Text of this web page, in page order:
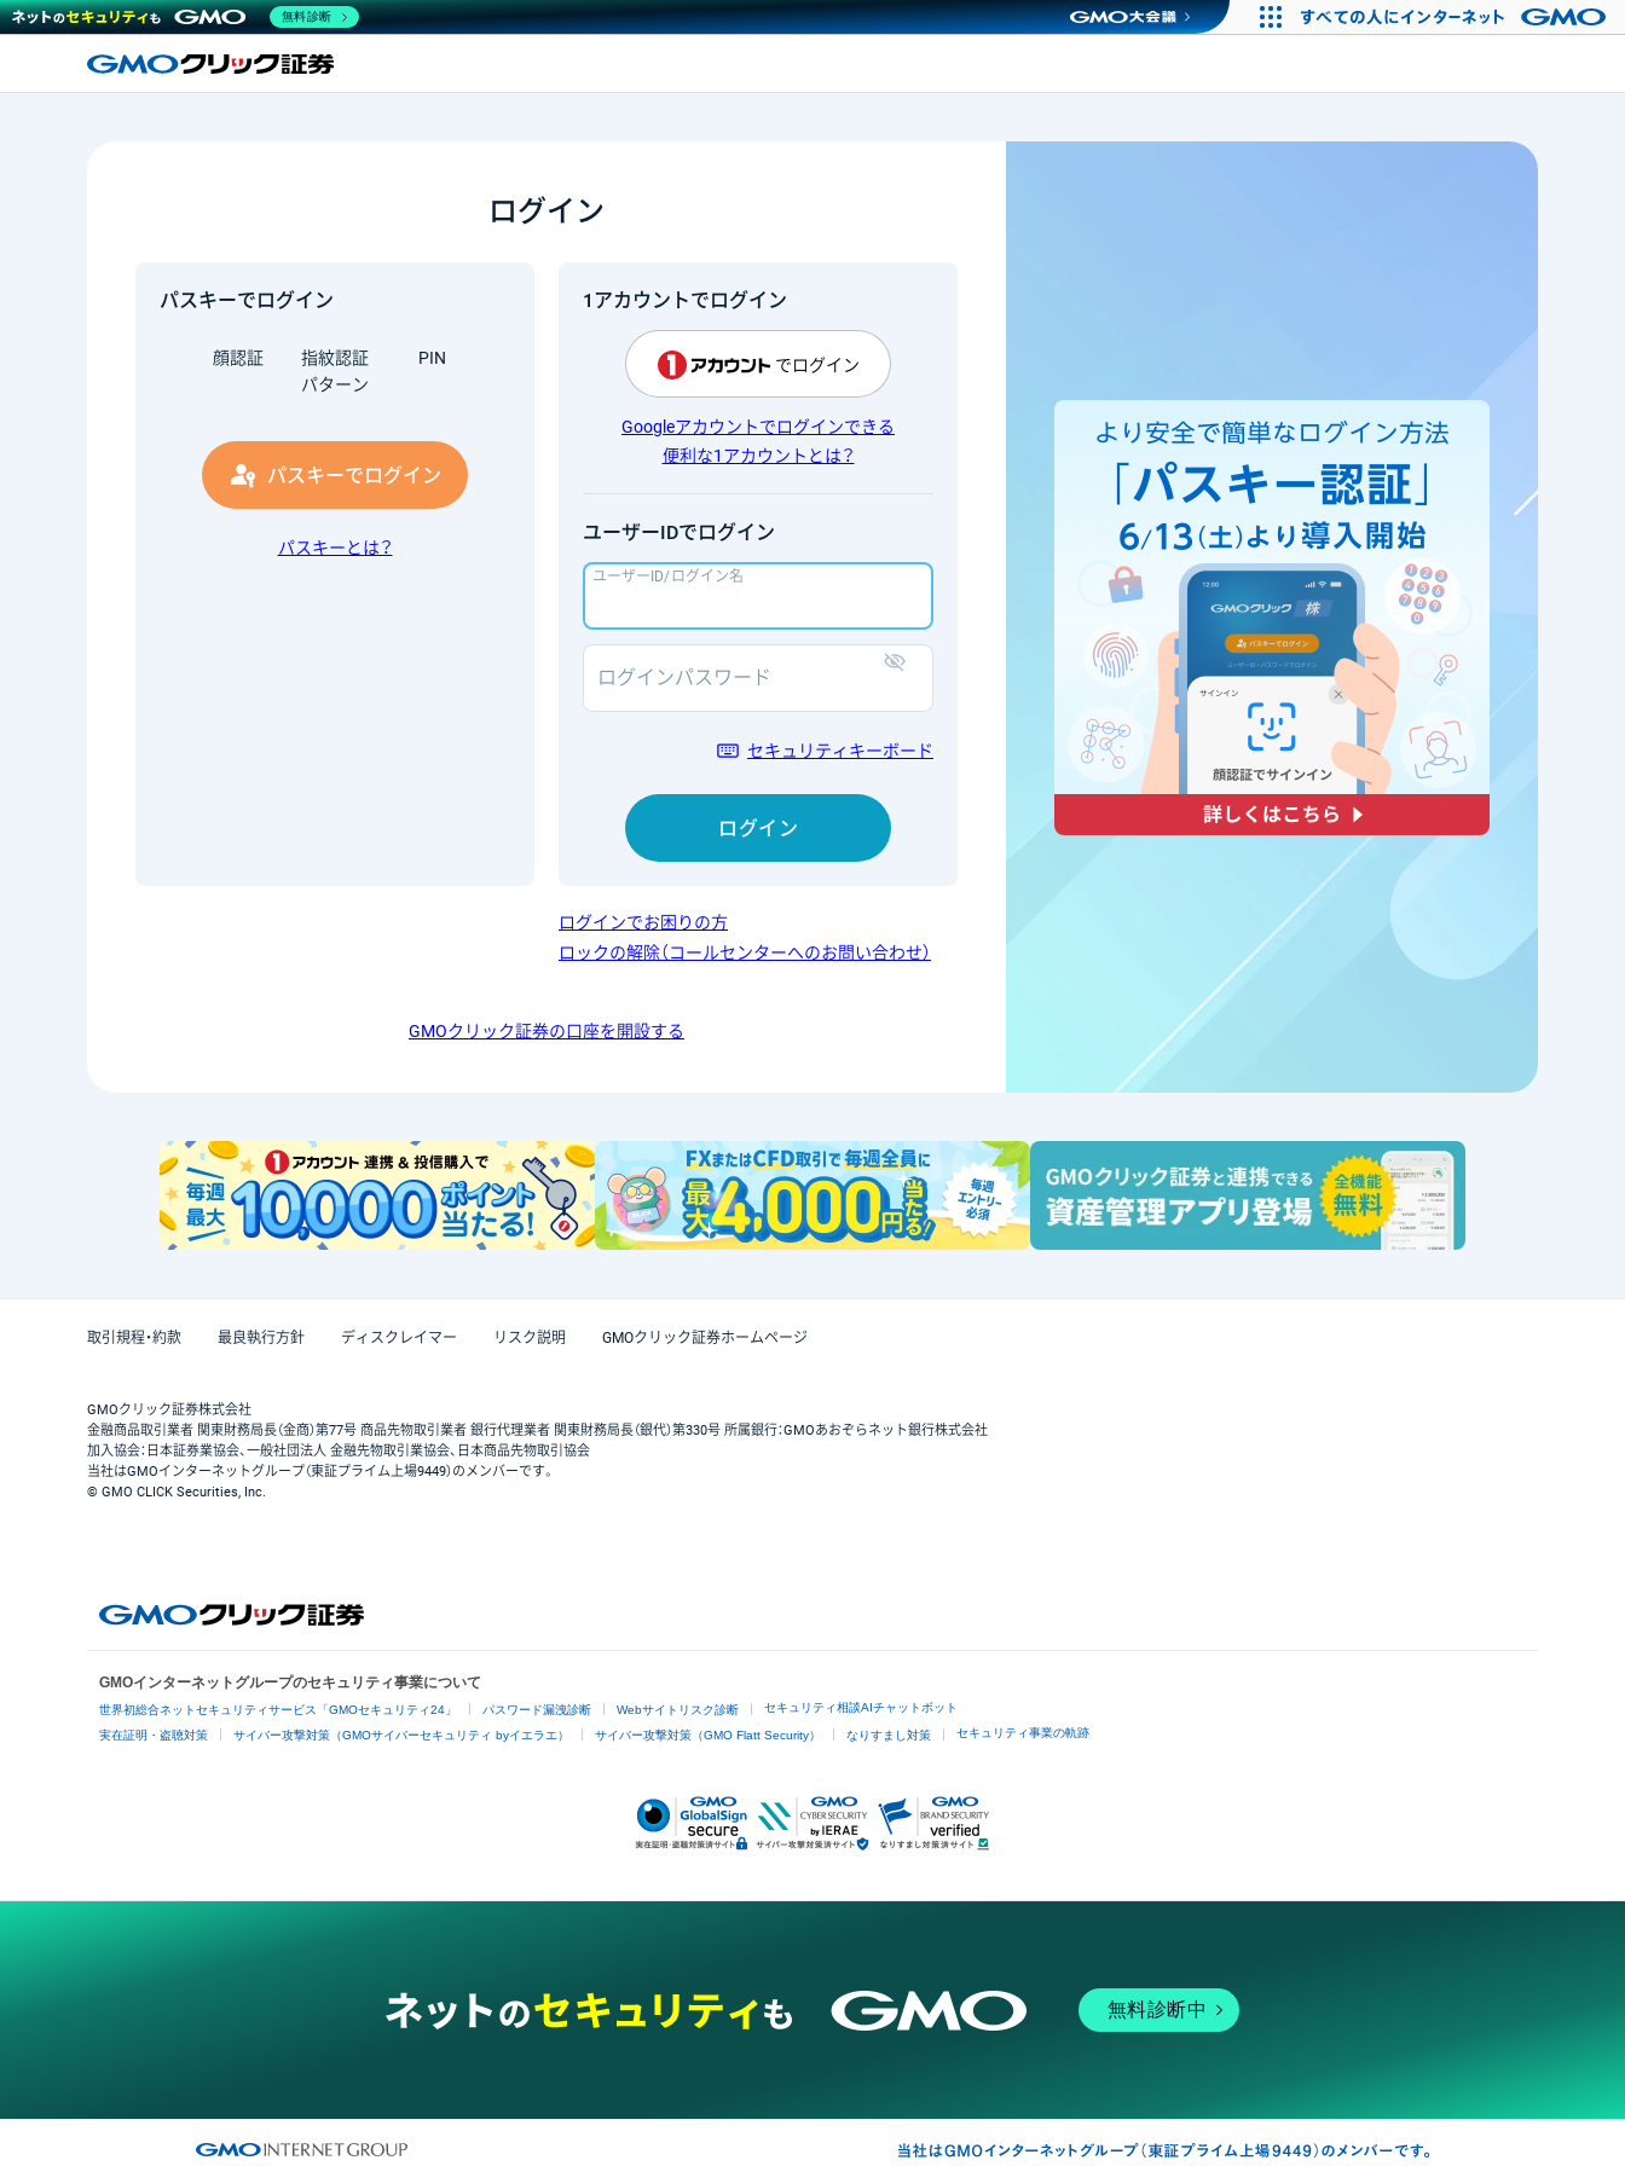
ログイン
パスキーでログイン
顔認証 指紋認証
PIN
パターン
パスキーでログイン
パスキーとは？
1アカウントでログイン
でログイン
Googleアカウントでログインできる
便利な1アカウントとは？
ユーザーIDでログイン
ユーザーID/ログイン名
ログインパスワード
セキュリティキーボード
ログイン
ログインでお困りの方
ロックの解除（コールセンターへのお問い合わせ）
GMOクリック証券の口座を開設する
取引規程・約款 最良執行方針 ディスクレイマー リスク説明 GMOクリック証券ホームページ
GMOクリック証券株式会社
金融商品取引業者 関東財務局長（金商）第77号 商品先物取引業者 銀行代理業者 関東財務局長（銀代）第330号 所属銀行：GMOあおぞらネット銀行株式会社
加入協会：日本証券業協会、一般社団法人 金融先物取引業協会、日本商品先物取引協会
当社はGMOインターネットグループ（東証プライム上場9449）のメンバーです。
© GMO CLICK Securities, Inc.
GMOインターネットグループのセキュリティ事業について
世界初総合ネットセキュリティサービス「GMOセキュリティ24」 パスワード漏洩診断 Webサイトリスク診断 セキュリティ相談AIチャットボット
実在証明・盗聴対策 サイバー攻撃対策（GMOサイバーセキュリティ byイエラエ） サイバー攻撃対策（GMO Flatt Security） なりすまし対策 セキュリティ事業の軌跡
無料診断中
無料診断